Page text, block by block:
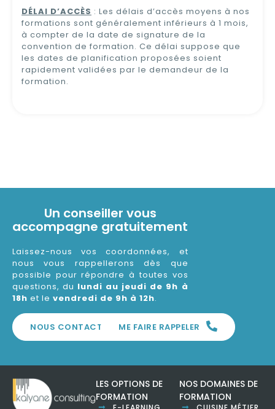
DÉLAI D’ACCÈS : Les délais d’accès moyens à nos
formations sont généralement inférieurs à 1 mois,
à compter de la date de signature de la
convention de formation. Ce délai suppose que
les dates de planification proposées soient
rapidement validées par le demandeur de la
formation.
Un conseiller vous
accompagne gratuitement
Laissez-nous vos coordonnées, et
nous vous rappellerons dès que
possible pour répondre à toutes vos
questions, du lundi au jeudi de 9h à
18h et le vendredi de 9h à 12h.
NOUS CONTACTER ME FAIRE RAPPELER
LES OPTIONS DE
FORMATION
NOS DOMAINES DE
FORMATION